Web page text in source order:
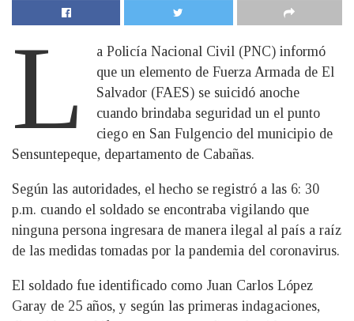
L
a Policía Nacional Civil (PNC) informó
que un elemento de Fuerza Armada de El
Salvador (FAES) se suicidó anoche
cuando brindaba seguridad un el punto
ciego en San Fulgencio del municipio de
Sensuntepeque, departamento de Cabañas.
Según las autoridades, el hecho se registró a las 6: 30
p.m. cuando el soldado se encontraba vigilando que
ninguna persona ingresara de manera ilegal al país a raíz
de las medidas tomadas por la pandemia del coronavirus.
El soldado fue identificado como Juan Carlos López
Garay de 25 años, y según las primeras indagaciones,